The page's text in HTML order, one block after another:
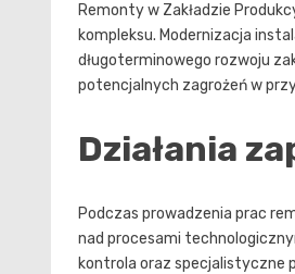
Remonty w Zakładzie
kompleksu. Modernizacja
długoterminowego rozwoju
potencjalnych zagrożeń w
Działania
Podczas prowadzenia prac
nad procesami
kontrola oraz specjalistyczne